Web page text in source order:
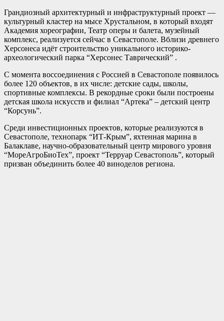
Грандиозный архитектурный и инфраструктурный проект —
культурный кластер на мысе Хрустальном, в который входят
Академия хореографии, Театр оперы и балета, музейный
комплекс, реализуется сейчас в Севастополе. Вблизи древнего
Херсонеса идёт строительство уникального историко-
археологический парка “Херсонес Таврический” .
С момента воссоединения с Россией в Севастополе появилось
более 120 объектов, в их числе: детские сады, школы,
спортивные комплексы. В рекордные сроки были построены
детская школа искусств и филиал “Артека” – детский центр
“Корсунь”.
Среди инвестиционных проектов, которые реализуются в
Севастополе, технопарк “ИТ-Крым”, яхтенная марина в
Балаклаве, научно-образовательный центр мирового уровня
“МореАгроБиоТех”, проект “Терруар Севастополь”, который
призван объединить более 40 виноделов региона.